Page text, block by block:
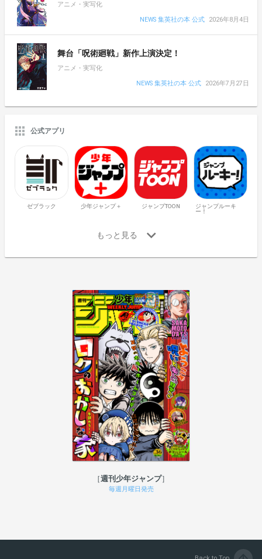
アニメ・実写化
NEWS 集英社の本 公式
2026年8月4日
舞台「呪術廻戦」新作上演決定！
アニメ・実写化
NEWS 集英社の本 公式
2026年7月27日
公式アプリ
ゼブラック 少年ジャンプ＋ ジャンプTOON
ジャンプルーキ
ー！
週刊少年ジャンプ
毎週月曜日発売